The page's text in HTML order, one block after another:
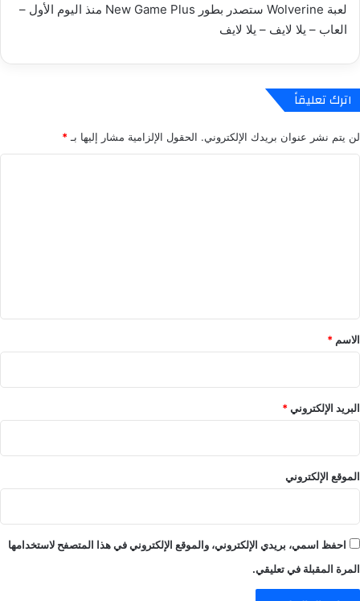
لعبة Wolverine ستصدر بطور New Game Plus منذ اليوم الأول –
العاب – يلا لايف – يلا لايف
اترك تعليقاً
لن يتم نشر عنوان بريدك الإلكتروني. الحقول الإلزامية مشار إليها بـ *
*
الاسم *
البريد الإلكتروني*
الموقع الإلكتروني
احفظ اسمي، بريدي الإلكتروني، والموقع الإلكتروني في هذا المتصفح لاستخدامها
المرة المقبلة في تعليقي.